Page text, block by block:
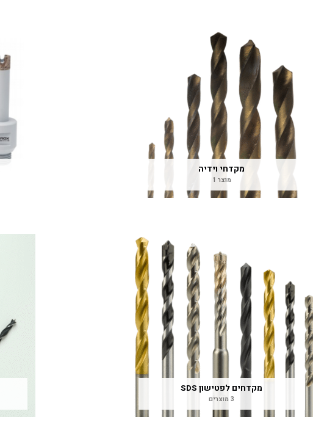
מקדחי וידיה
מוצר 1
מקדחים לפטישון SDS
3 מוצרים